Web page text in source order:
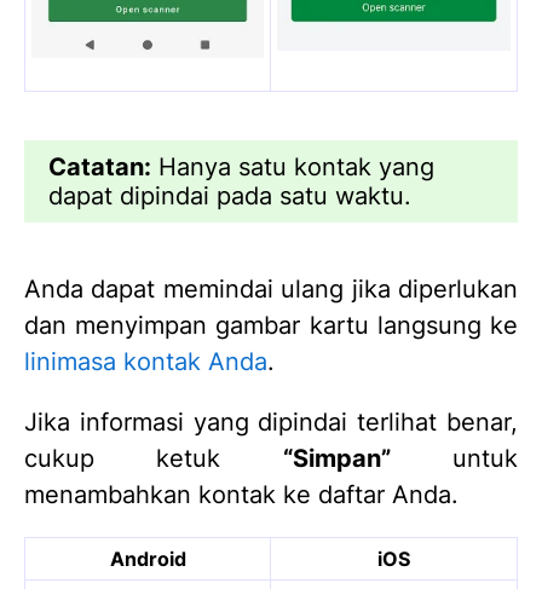
Catatan: Hanya satu kontak yang
dapat dipindai pada satu waktu.
Anda dapat memindai ulang jika diperlukan
dan menyimpan gambar kartu langsung ke
linimasa kontak Anda.
Jika informasi yang dipindai terlihat benar,
cukup ketuk “Simpan”untuk
menambahkan kontak ke daftar Anda.
Android iOS